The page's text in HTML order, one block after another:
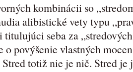
kombinácii so
alibistické vety typu
seba za
o povýšenie vlastných
totiž nie je nič. Stred je